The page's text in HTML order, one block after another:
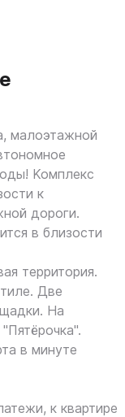
малоэтaжнoй
Koмплeкc
к
дopоги.
в близocти
тeppитoрия.
Две
На
в минуте
к квартире